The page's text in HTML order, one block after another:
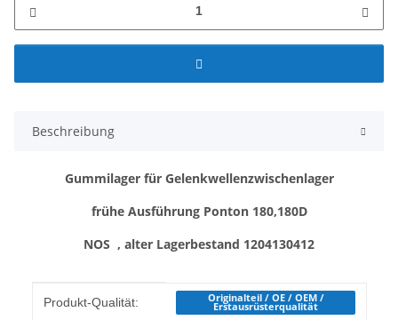
Beschreibung
Gummilager für Gelenkwellenzwischenlager
frühe Ausführung Ponton 180,180D
NOS , alter Lagerbestand 1204130412
Produkteigenschaft
Wert
Produkt-Qualität: Originalteil / OE / OEM /
Erstausrüsterqualität